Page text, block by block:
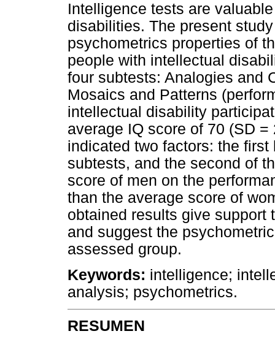
Intelligence tests are
disabilities. The present
psychometrics properties of
people with intellectual
four subtests: Analogies and
Mosaics and Patterns
intellectual disability
average IQ score of 70 (SD
indicated two factors: the
subtests, and the second of
score of men on the
than the average score of
obtained results give support
and suggest the
assessed group.
Keywords: intelligence;
analysis; psychometrics.
RESUMEN